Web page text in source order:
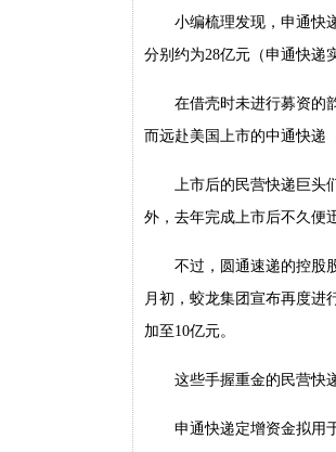
小编梳理发现，申通快
分别约为28亿元（申通快递
在借壳时未进行募资的
而远赴美国上市的中通快递
上市后的民营快递巨头
外，去年完成上市后不久便
不过，圆通速递的控股
月初，蛟龙集团宣布再度进
加至10亿元。
这些手握重金的民营
申通快递定增资金拟用